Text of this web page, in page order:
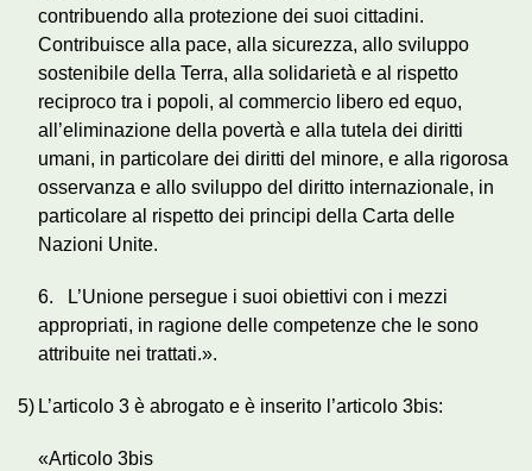
contribuendo alla protezione dei suoi cittadini.
Contribuisce alla pace, alla sicurezza, allo sviluppo
sostenibile della Terra, alla solidarietà e al rispetto
reciproco tra i popoli, al commercio libero ed equo,
all’eliminazione della povertà e alla tutela dei diritti
umani, in particolare dei diritti del minore, e alla rigorosa
osservanza e allo sviluppo del diritto internazionale, in
particolare al rispetto dei principi della Carta delle
Nazioni Unite.
6. L’Unione persegue i suoi obiettivi con i mezzi
appropriati, in ragione delle competenze che le sono
attribuite nei trattati.».
5) L’articolo 3 è abrogato e è inserito l’articolo 3bis:
«Articolo 3bis